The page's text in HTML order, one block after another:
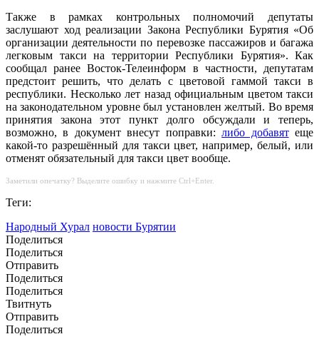
Также в рамках контрольных полномочий депутаты
заслушают ход реализации Закона Республики Бурятия «Об
организации деятельности по перевозке пассажиров и багажа
легковым такси на территории Республики Бурятия». Как
сообщал ранее Восток-Телеинформ в частности, депутатам
предстоит решить, что делать с цветовой гаммой такси в
республики. Несколько лет назад официальным цветом такси
на законодательном уровне был установлен желтый. Во время
принятия закона этот пункт долго обсуждали и теперь,
возможно, в документ внесут поправки:либо добавятеще
какой-то разрешённый для такси цвет, например, белый, или
отменят обязательный для такси цвет вообще.
Заметили опечатку? Выделите ошибку и нажмите Ctrl+Enter.
Теги:
Народный Хурал новости Бурятии
Поделиться
Поделиться
Отправить
Поделиться
Поделиться
Твитнуть
Отправить
Поделиться